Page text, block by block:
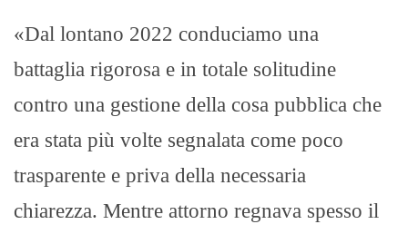
«Dal lontano 2022 conduciamo una
battaglia rigorosa e in totale solitudine
contro una gestione della cosa pubblica che
era stata più volte segnalata come poco
trasparente e priva della necessaria
chiarezza. Mentre attorno regnava spesso il